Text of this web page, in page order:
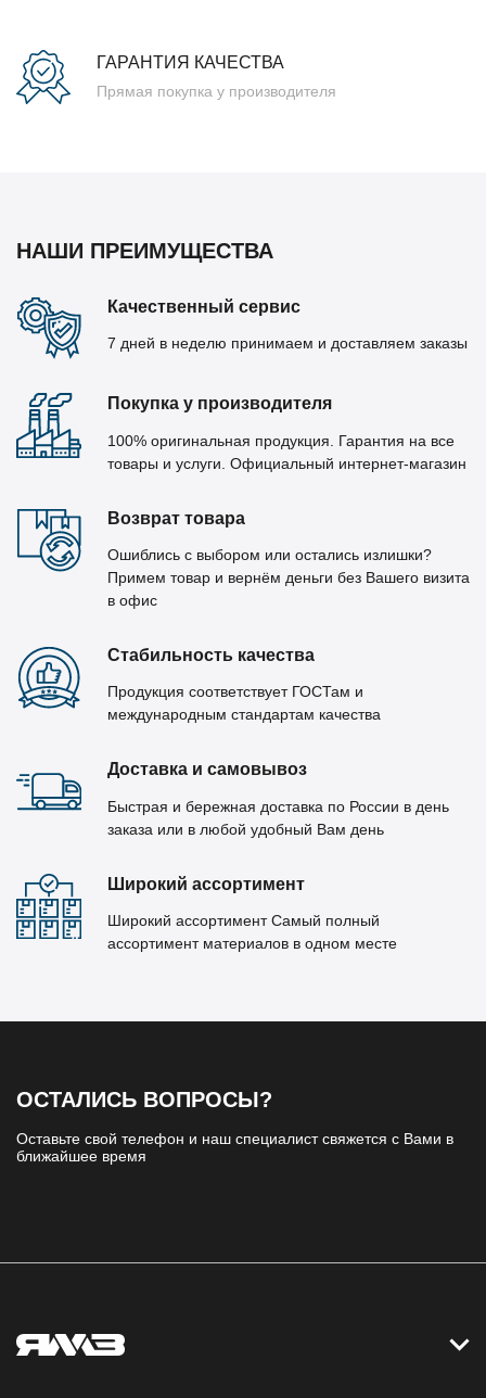
ГАРАНТИЯ КАЧЕСТВА
Прямая покупка у производителя
НАШИ ПРЕИМУЩЕСТВА
Качественный сервис
7 дней в неделю принимаем и доставляем заказы
Покупка у производителя
100% оригинальная продукция. Гарантия на все
товары и услуги. Официальный интернет-магазин
Возврат товара
Ошиблись с выбором или остались излишки?
Примем товар и вернём деньги без Вашего визита
в офис
Стабильность качества
Продукция соответствует ГОСТам и
международным стандартам качества
Доставка и самовывоз
Быстрая и бережная доставка по России в день
заказа или в любой удобный Вам день
Широкий ассортимент
Широкий ассортимент Самый полный
ассортимент материалов в одном месте
ОСТАЛИСЬ ВОПРОСЫ?
Оставьте свой телефон и наш специалист свяжется с Вами в
ближайшее время